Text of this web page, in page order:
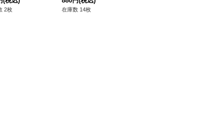
ンクチュアリ》
2枚
ケテルサンクチュア
在庫数 14枚